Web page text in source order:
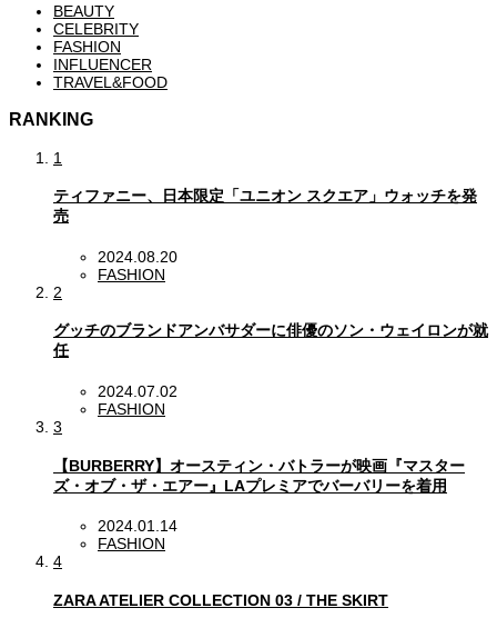
BEAUTY
CELEBRITY
FASHION
INFLUENCER
TRAVEL&FOOD
RANKING
1
ティファニー、日本限定「ユニオン スクエア」ウォッチを発
売
2024.08.20
FASHION
2
グッチのブランドアンバサダーに俳優のソン・ウェイロンが就
任
2024.07.02
FASHION
3
【BURBERRY】オースティン・バトラーが映画『マスター
ズ・オブ・ザ・エアー』LAプレミアでバーバリーを着用
2024.01.14
FASHION
4
ZARA ATELIER COLLECTION 03 / THE SKIRT